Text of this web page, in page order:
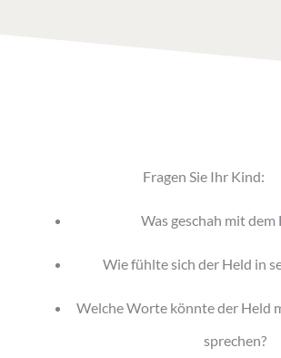
Fragen Sie Ihr Kind:
Was geschah mit dem
Wie fühlte sich der Held in
Welche Worte könnte der Held
sprechen?